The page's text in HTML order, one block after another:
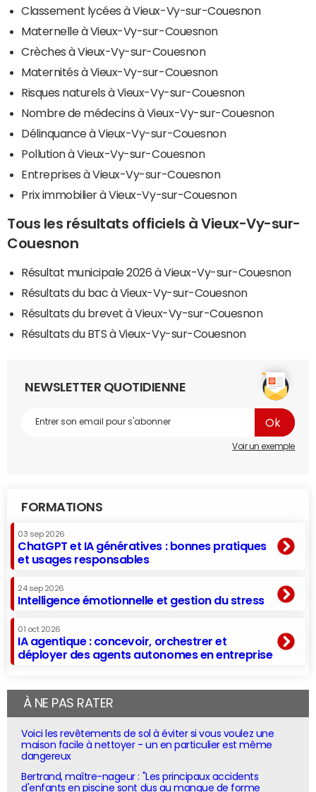
Classement lycées à Vieux-Vy-sur-Couesnon
Maternelle à Vieux-Vy-sur-Couesnon
Crèches à Vieux-Vy-sur-Couesnon
Maternités à Vieux-Vy-sur-Couesnon
Risques naturels à Vieux-Vy-sur-Couesnon
Nombre de médecins à Vieux-Vy-sur-Couesnon
Délinquance à Vieux-Vy-sur-Couesnon
Pollution à Vieux-Vy-sur-Couesnon
Entreprises à Vieux-Vy-sur-Couesnon
Prix immobilier à Vieux-Vy-sur-Couesnon
Tous les résultats officiels à Vieux-Vy-sur-
Couesnon
Résultat municipale 2026 à Vieux-Vy-sur-Couesnon
Résultats du bac à Vieux-Vy-sur-Couesnon
Résultats du brevet à Vieux-Vy-sur-Couesnon
Résultats du BTS à Vieux-Vy-sur-Couesnon
NEWSLETTER QUOTIDIENNE
Voir un exemple
FORMATIONS
03 sep 2026
ChatGPT et IA génératives : bonnes pratiques
et usages responsables
24 sep 2026
Intelligence émotionnelle et gestion du stress
01 oct 2026
IA agentique : concevoir, orchestrer et
déployer des agents autonomes en entreprise
À NE PAS RATER
Voici les revêtements de sol à éviter si vous voulez une
maison facile à nettoyer - un en particulier est même
dangereux
Bertrand, maître-nageur : "Les principaux accidents
d'enfants en piscine sont dus au manque de forme